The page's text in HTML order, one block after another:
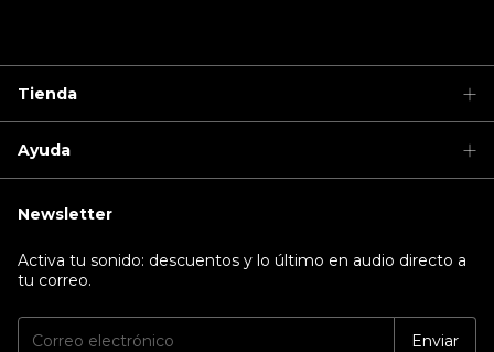
Tienda
Ayuda
Newsletter
Activa tu sonido: descuentos y lo último en audio directo a
tu correo.